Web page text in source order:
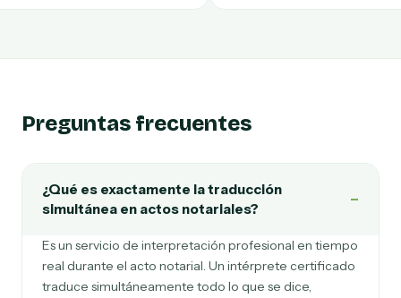
Preguntas frecuentes
¿Qué es exactamente la traducción
simultánea en actos notariales?
−
Es un servicio de interpretación profesional en tiempo
real durante el acto notarial. Un intérprete certificado
traduce simultáneamente todo lo que se dice,